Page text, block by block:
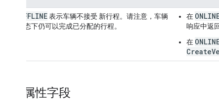
OFFLINE表示车辆不接受 新行程。请注意，车辆
在此状态下仍可以完成已分配的行程。
在
响应中返
在
车辆属性字段